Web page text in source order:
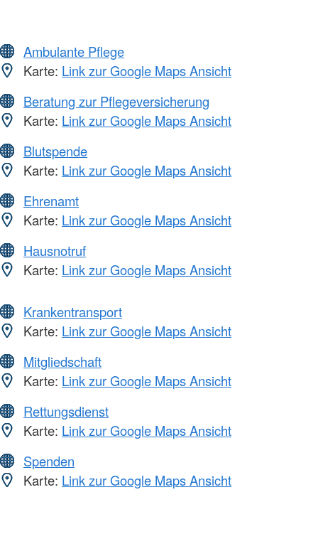
Ambulante Pflege
Karte: Link zur Google Maps Ansicht
Beratung zur Pflegeversicherung
Karte: Link zur Google Maps Ansicht
Blutspende
Karte: Link zur Google Maps Ansicht
Ehrenamt
Karte: Link zur Google Maps Ansicht
Hausnotruf
Karte: Link zur Google Maps Ansicht
Krankentransport
Karte: Link zur Google Maps Ansicht
Mitgliedschaft
Karte: Link zur Google Maps Ansicht
Rettungsdienst
Karte: Link zur Google Maps Ansicht
Spenden
Karte: Link zur Google Maps Ansicht